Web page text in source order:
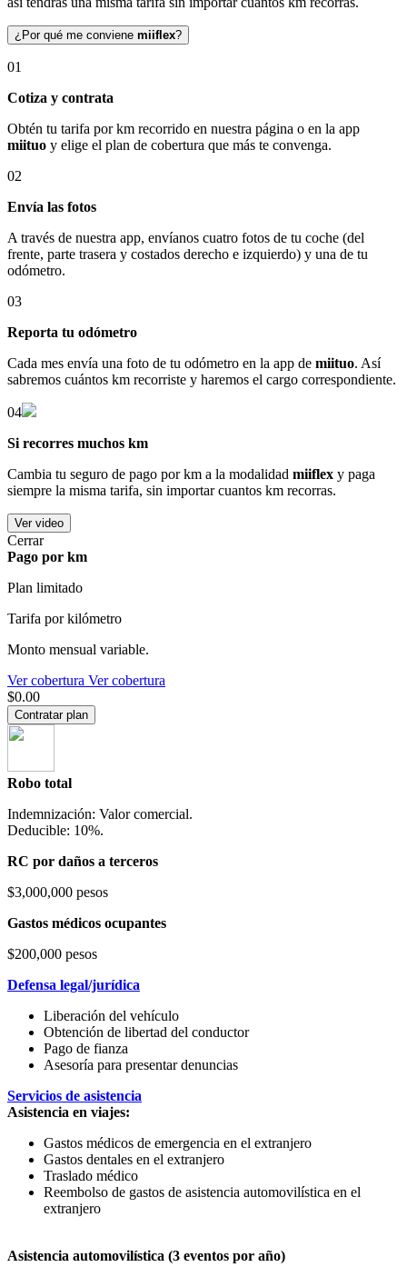
¿Por qué me conviene miiflex?
01
Cotiza y contrata
Obtén tu tarifa por km recorrido en nuestra página o en la app
miituo y elige el plan de cobertura que más te convenga.
02
Envía las fotos
A través de nuestra app, envíanos cuatro fotos de tu coche (del
frente, parte trasera y costados derecho e izquierdo) y una de tu
odómetro.
03
Reporta tu odómetro
Cada mes envía una foto de tu odómetro en la app de miituo. Así
sabremos cuántos km recorriste y haremos el cargo correspondiente.
04
Si recorres muchos km
Cambia tu seguro de pago por km a la modalidad miiflex y paga
siempre la misma tarifa, sin importar cuantos km recorras.
Ver video
Cerrar
Pago por km
Plan limitado
Tarifa por kilómetro
Monto mensual variable.
Ver cobertura Ver cobertura
$0.00
Contratar plan
Robo total
Indemnización: Valor comercial.
Deducible: 10%.
RC por daños a terceros
$3,000,000 pesos
Gastos médicos ocupantes
$200,000 pesos
Defensa legal/jurídica
Liberación del vehículo
Obtención de libertad del conductor
Pago de fianza
Asesoría para presentar denuncias
Servicios de asistencia
Asistencia en viajes:
Gastos médicos de emergencia en el extranjero
Gastos dentales en el extranjero
Traslado médico
Reembolso de gastos de asistencia automovilística en el
extranjero
Asistencia automovilística (3 eventos por año)